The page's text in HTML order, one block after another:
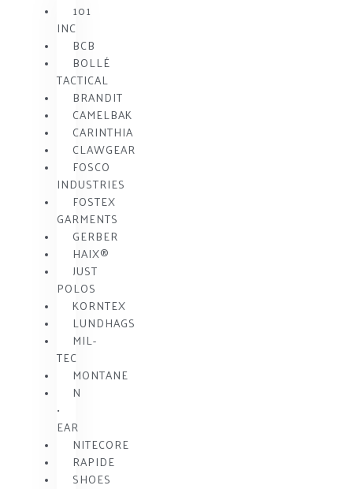
101
INC
BCB
BOLLÉ
TACTICAL
BRANDIT
CAMELBAK
CARINTHIA
CLAWGEAR
FOSCO
INDUSTRIES
FOSTEX
GARMENTS
GERBER
HAIX®
JUST
POLOS
KORNTEX
LUNDHAGS
MIL-
TEC
MONTANE
N
•
EAR
NITECORE
RAPIDE
SHOES